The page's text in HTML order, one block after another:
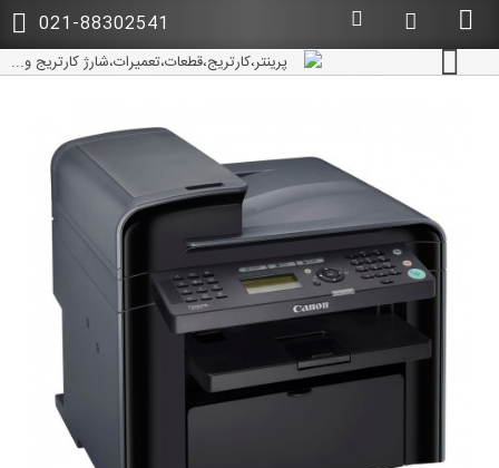
021-88302541